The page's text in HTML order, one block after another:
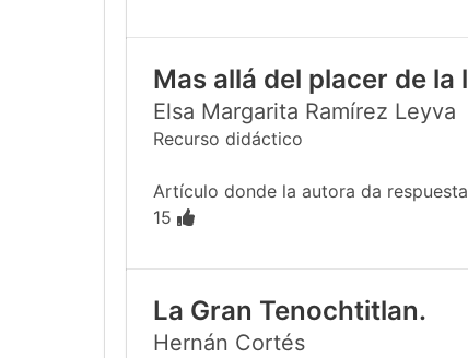
Mas allá del placer de la
Elsa Margarita Ramírez Leyva
Recurso didáctico
Artículo donde la autora da
15
La Gran Tenochtitlan.
Hernán Cortés